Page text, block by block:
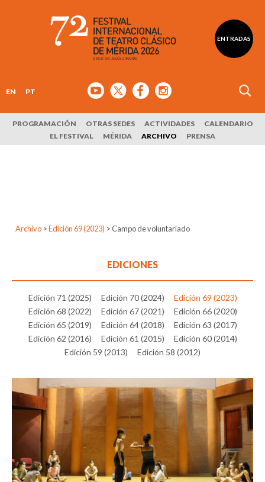
ENTRADAS
EN PT
PROGRAMACIÓN OTRAS SEDES ACTIVIDADES
CALENDARIO
EL FESTIVAL
MÉRIDA ARCHIVO PRENSA
Archivo > Edición 69 (2023) >Campo de voluntariado
EDICIONES
Edición 71 (2025) Edición 70 (2024)
Edición 69 (2023)
Edición 68 (2022)
Edición 67 (2021)
Edición 66 (2020)
Edición 65 (2019)
Edición 64 (2018)
Edición 63 (2017)
Edición 62 (2016)
Edición 61 (2015)
Edición 60 (2014)
Edición 59 (2013)
Edición 58 (2012)